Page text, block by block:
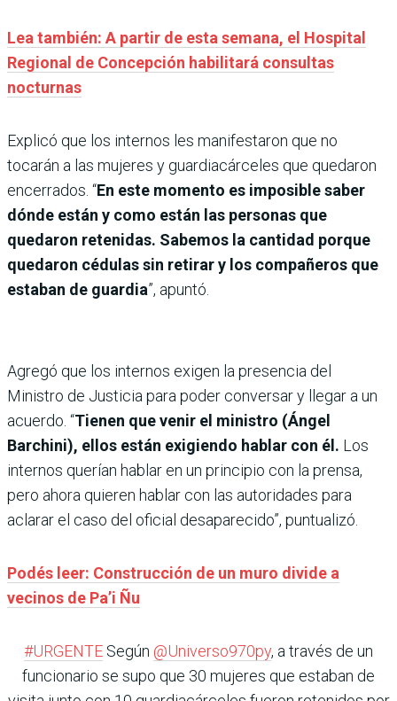
Lea también: A partir de esta semana, el Hospital
Regional de Concepción habilitará consultas
nocturnas
Explicó que los internos les manifestaron que no
tocarán a las mujeres y guardiacárceles que quedaron
encerrados. “En este momento es imposible saber
dónde están y como están las personas que
quedaron retenidas. Sabemos la cantidad porque
quedaron cédulas sin retirar y los compañeros que
estaban de guardia”, apuntó.
Agregó que los internos exigen la presencia del
Ministro de Justicia para poder conversar y llegar a un
acuerdo. “Tienen que venir el ministro (Ángel
Barchini), ellos están exigiendo hablar con él. Los
internos querían hablar en un principio con la prensa,
pero ahora quieren hablar con las autoridades para
aclarar el caso del oficial desaparecido”, puntualizó.
Podés leer: Construcción de un muro divide a
vecinos de Pa’i Ñu
#URGENTE Según @Universo970py, a través de un
funcionario se supo que 30 mujeres que estaban de